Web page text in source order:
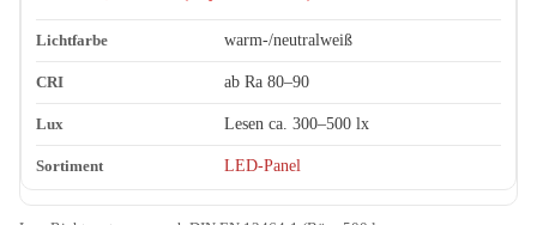
warm-/neutralweiß
ab Ra 80–90
Lesen ca. 300–500 lx
LED-Panel